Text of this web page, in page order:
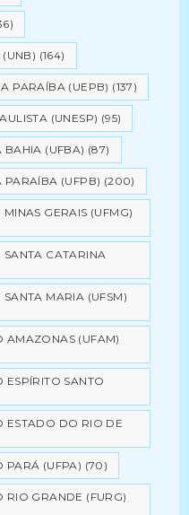
(UNB) (164)
PARAÍBA (UEPB) (137)
(UNESP) (95)
BAHIA (UFBA) (87)
PARAÍBA (UFPB) (200)
GERAIS (UFMG)
SANTA CATARINA
MARIA (UFSM)
AMAZONAS (UFAM)
ESPÍRITO SANTO
ESTADO DO RIO DE
PARÁ (UFPA) (70)
RIO GRANDE (FURG)